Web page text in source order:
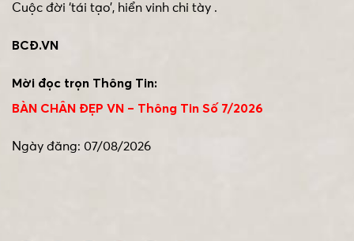
Cuộc đời ‘tái tạo’, hiển vinh chi tày .
BCĐ.VN
Mời đọc trọn Thông Tin:
BÀN CHÂN ĐẸP VN – Thông Tin Số 7/2026
Ngày đăng: 07/08/2026